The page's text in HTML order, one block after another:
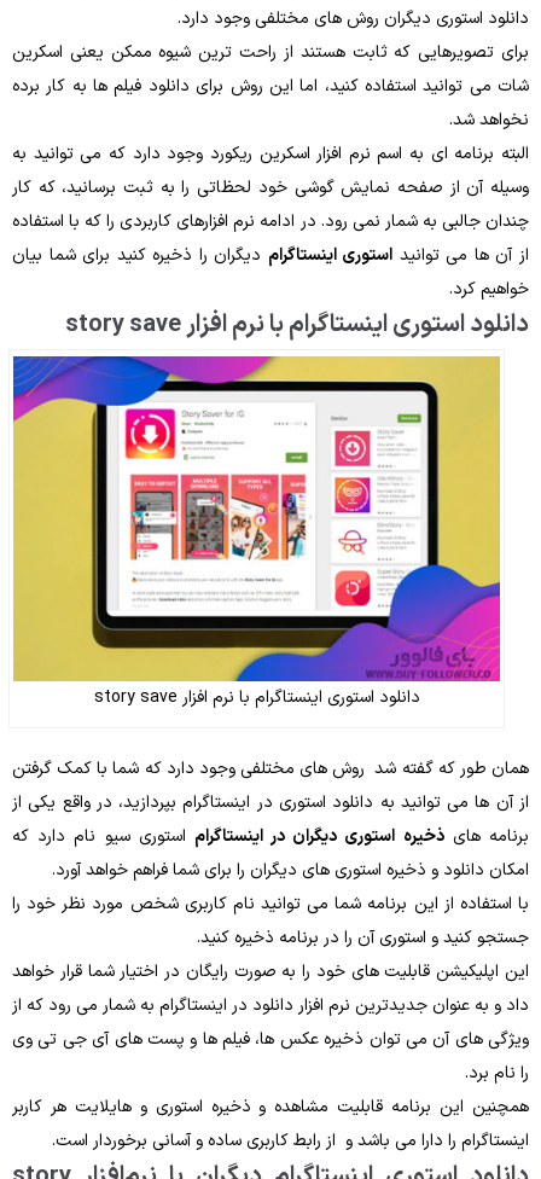
دانلود استوری دیگران روش ‌های مختلفی وجود دارد.
برای تصویرهایی که ثابت هستند از راحت ‌ترین شیوه ممکن یعنی اسکرین
شات می ‌توانید استفاده کنید، اما این روش برای دانلود فیلم ‌ها به کار برده
نخواهد شد.
البته برنامه ‌ای به اسم نرم‌ افزار اسکرین ریکورد وجود دارد که می‌ توانید به
وسیله آن از صفحه نمایش گوشی خود لحظاتی را به ثبت برسانید، که کار
چندان جالبی به شمار نمی‌ رود. در ادامه نرم‌ افزارهای کاربردی را که با استفاده
از آن ‌ها می ‌توانید استوری اینستاگرام دیگران را ذخیره کنید برای شما بیان
خواهیم کرد.
دانلود استوری اینستاگرام با نرم‌ افزار story save
دانلود استوری اینستاگرام با نرم‌ افزار story save
همان‌ طور که گفته شد روش‌ های مختلفی وجود دارد که شما با کمک گرفتن
از آن ‌ها می ‌توانید به دانلود استوری در اینستاگرام بپردازید، در واقع یکی از
برنامه‌ هایذخیره استوری دیگران در اینستاگرام استوری سیو نام دارد که
امکان دانلود و ذخیره استوری های دیگران را برای شما فراهم خواهد آورد.
با استفاده از این برنامه شما می ‌توانید نام کاربری شخص مورد نظر خود را
جستجو کنید و استوری آن را در برنامه ذخیره کنید.
این اپلیکیشن قابلیت‌ های خود را به‌ صورت رایگان در اختیار شما قرار خواهد
داد و به‌ عنوان جدیدترین نرم ‌افزار دانلود در اینستاگرام به شمار می‌ رود که از
ویژگی‌ های آن می ‌توان ذخیره عکس‌ ها، فیلم‌ ها و پست ‌های آی جی تی‌ وی
را نام برد.
همچنین این برنامه قابلیت مشاهده و ذخیره استوری و هایلایت هر کاربر
اینستاگرام را دارا می ‌باشد و از رابط کاربری ساده و آسانی برخوردار است.